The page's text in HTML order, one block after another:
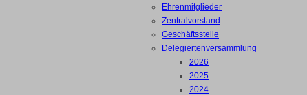
Ehrenmitglieder
Zentralvorstand
Geschäftsstelle
Delegiertenversammlung
2026
2025
2024